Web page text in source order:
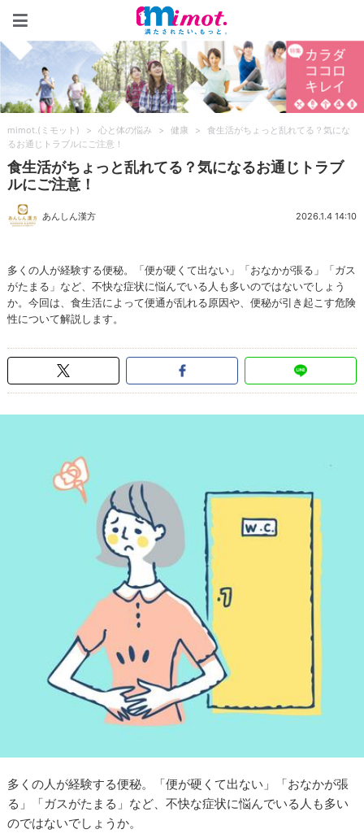
mimot.(ミモット) > 心と体の悩み > 健康 >
食生活がちょっと乱れてる？気にな
るお通じトラブルにご注意！
食生活がちょっと乱れてる？気になるお通じトラブ
ルにご注意！
あんしん漢方 2026.1.4 14:10
多くの人が経験する便秘。「便が硬くて出ない」「おなかが張る」「ガス
がたまる」など、不快な症状に悩んでいる人も多いのではないでしょう
か。今回は、食生活によって便通が乱れる原因や、便秘が引き起こす危険
性について解説します。
多くの人が経験する便秘。「便が硬くて出ない」「おなかが張
る」「ガスがたまる」など、不快な症状に悩んでいる人も多い
のではないでしょうか。